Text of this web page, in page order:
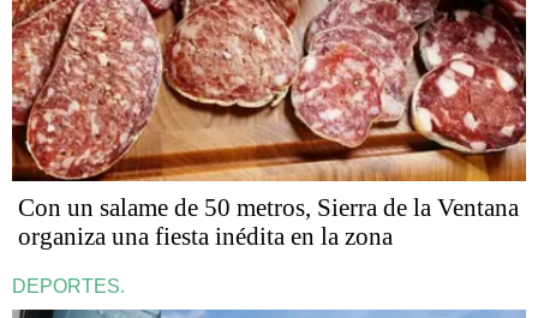
Con un salame de 50 metros, Sierra de la Ventana
organiza una fiesta inédita en la zona
DEPORTES.